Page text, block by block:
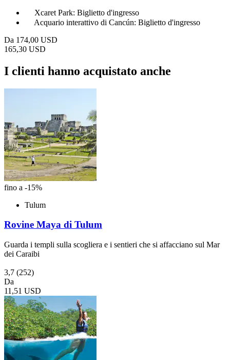
Xcaret Park: Biglietto d'ingresso
Acquario interattivo di Cancún: Biglietto d'ingresso
Da 174,00 USD
165,30 USD
I clienti hanno acquistato anche
fino a -15%
Tulum
Rovine Maya di Tulum
Guarda i templi sulla scogliera e i sentieri che si affacciano sul Mar
dei Caraibi
3,7 (252)
Da
11,51 USD